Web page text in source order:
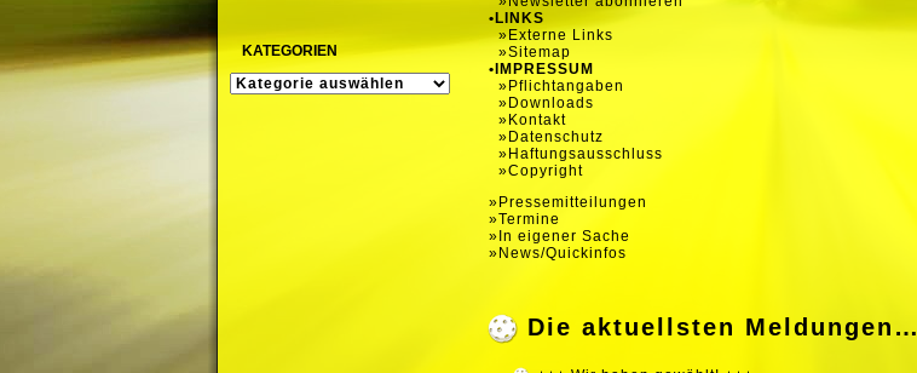
KATEGORIEN
KATEGORIEN
•LINKS
»Externe Links
»Sitemap
•IMPRESSUM
»Pflichtangaben
»Downloads
»Kontakt
»Datenschutz
»Haftungsausschluss
»Copyright
»Pressemitteilungen
»Termine
»In eigener Sache
»News/Quickinfos
Die aktuellsten Meldungen…